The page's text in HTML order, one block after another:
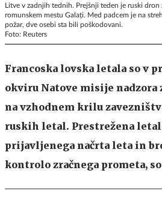
Litve v zadnjih tednih. Prejšnji teden je ruski
romunskem mestu Galați. Med padcem je na
požar, dve osebi sta bili poškodovani.
Foto: Reuters
Francoska lovska letala so v
okviru Natove misije nadzora
na vzhodnem krilu
ruskih letal. Prestrežena
prijavljenega načrta leta in
kontrolo zračnega prometa,